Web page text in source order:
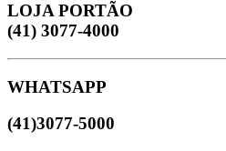
LOJA PORTÃO
(41) 3077-4000
WHATSAPP
(41)3077-5000